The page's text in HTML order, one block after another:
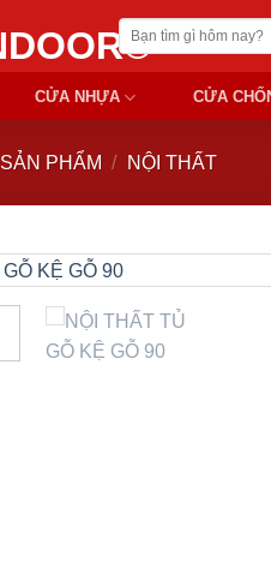
Tìm
kiếm:
CỬA NHỰA CỬA
SẢN PHẨM / NỘI THẤT